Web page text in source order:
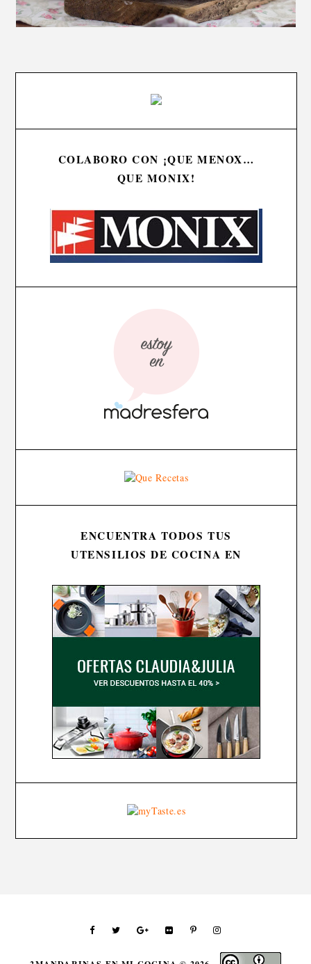
COLABORO CON ¡QUE MENOX…
QUE MONIX!
ENCUENTRA TODOS TUS
UTENSILIOS DE COCINA EN